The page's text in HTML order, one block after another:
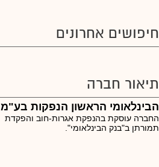
חיפושים אחרונים
תיאור חברה
הבינלאומי הראשון הנפקות בע"מ
החברה עוסקת בהנפקת אגרות-חוב והפקדת
תמורתן ב"בנק הבינלאומי".